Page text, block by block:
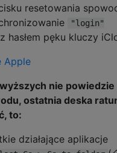
resetowania
"login"
z hasłem pęku kluczy
Apple
nie powiedzie
ostatnia deska
to:
działające aplikacje